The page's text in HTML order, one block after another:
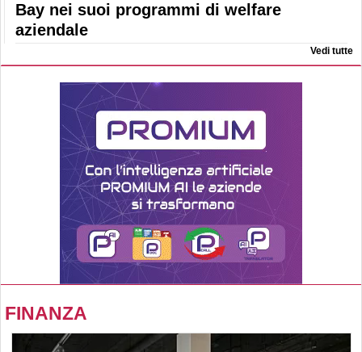
Bay nei suoi programmi di welfare
aziendale
Vedi tutte
FINANZA